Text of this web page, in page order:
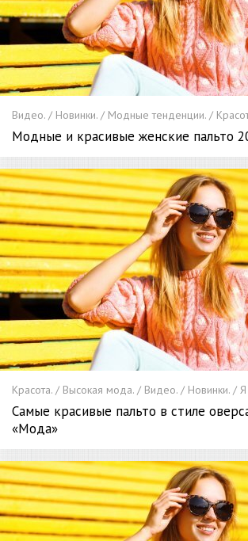
Видео. / Новинки. / Модные тенденции. /
Модные и красивые женские пальто
Красота. / Высокая мода. / Видео. / Новинки. /
Самые красивые пальто в стиле
«Мода»